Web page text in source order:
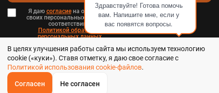
Здравствуйте! Готова помочь
вам. Напишите мне, если у
вас появятся вопросы.
Я даю согласиена обработку
своих персональных данных в
соответствии с
Политикой обработки
персональных данных
Пользовательским соглашением .
Стальтека - библиотека стальных решений в Красноярске, 2026
В целях улучшения работы сайта мы используем технологию
cookie («куки»). Ставя отметку, я даю свое согласие с
Политикой использования cookie-файлов.
Согласен Не согласен